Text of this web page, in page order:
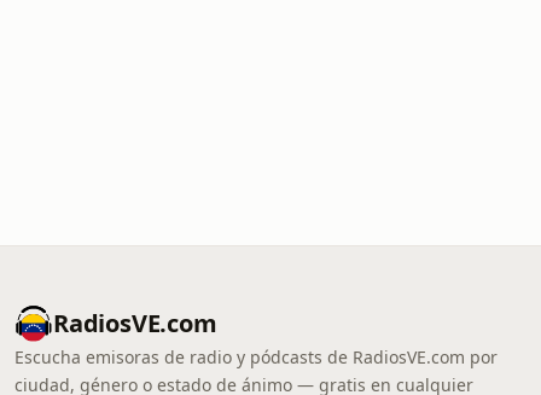
RadiosVE.com
Escucha emisoras de radio y pódcasts de RadiosVE.com por
ciudad, género o estado de ánimo — gratis en cualquier